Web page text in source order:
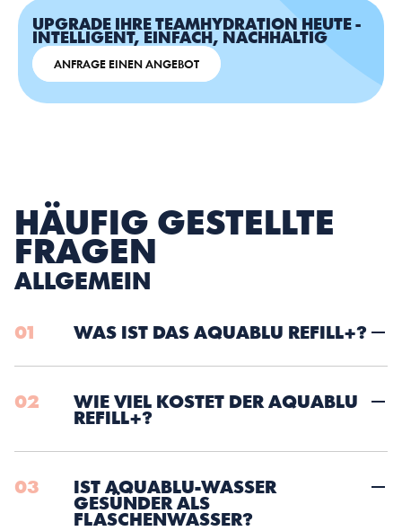
HÄUFIG GESTELLTE
FRAGEN
ALLGEMEIN
01 WAS IST DAS AQUABLU REFILL+?
02
WIE VIEL KOSTET DER AQUABLU
REFILL+?
03
IST AQUABLU-WASSER
GESÜNDER ALS
FLASCHENWASSER?
UPGRADE IHRE TEAMHYDRATION HEUTE -
INTELLIGENT, EINFACH, NACHHALTIG
ANFRAGE EINEN ANGEBOT